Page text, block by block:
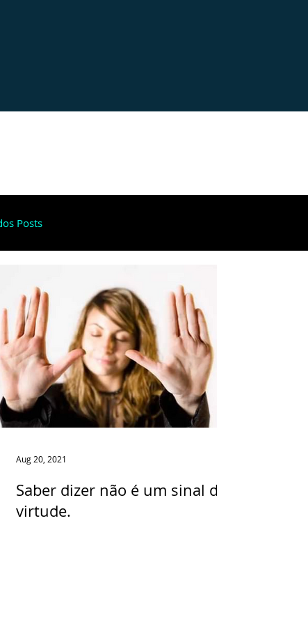
Posts
Saber dizer não é um sinal de
virtude.
Aug 20, 2021